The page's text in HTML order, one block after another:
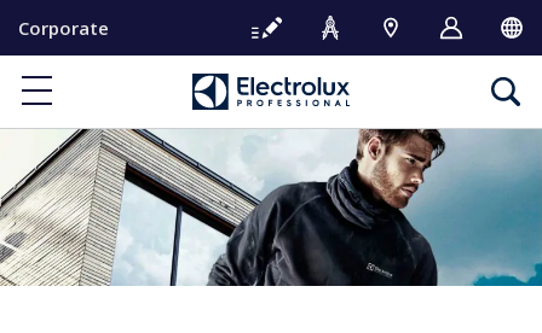
t
o
n
t
e
Corporate